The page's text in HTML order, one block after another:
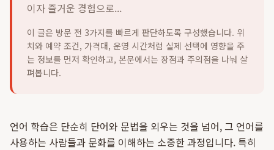
이자 즐거운 경험으로...
이 글은 방문 전 3가지를 빠르게 판단하도록 구성했습니다. 위
치와 예약 조건, 가격대, 운영 시간처럼 실제 선택에 영향을 주
는 정보를 먼저 확인하고, 본문에서는 장점과 주의점을 나눠 살
펴봅니다.
언어 학습은 단순히 단어와 문법을 외우는 것을 넘어, 그 언어를
사용하는 사람들과 문화를 이해하는 소중한 과정입니다. 특히